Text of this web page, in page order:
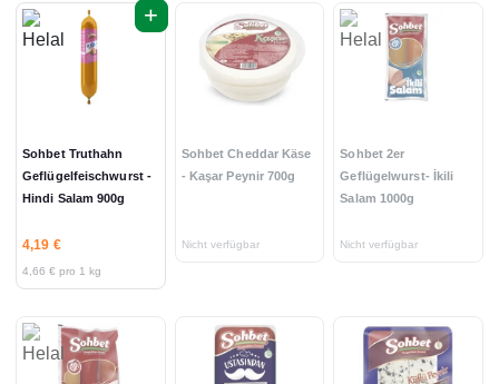
+
Sohbet Truthahn
Geflügelfeischwurst -
Hindi Salam 900g
4,19 €
4,66 € pro 1 kg
Sohbet Cheddar Käse
- Kaşar Peynir 700g
Nicht verfügbar
Sohbet 2er
Geflügelwurst- İkili
Salam 1000g
Nicht verfügbar